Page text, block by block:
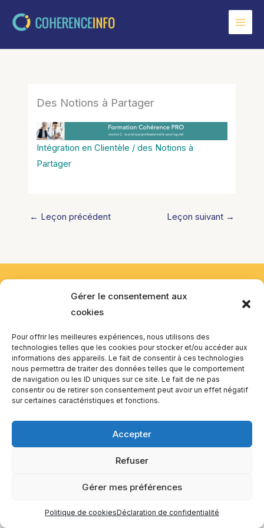
Gérer le consentement aux
cookies
Pour offrir les meilleures expériences, nous utilisons des
technologies telles que les cookies pour stocker et/ou accéder aux
informations des appareils. Le fait de consentir à ces technologies
nous permettra de traiter des données telles que le comportement
de navigation ou les ID uniques sur ce site. Le fait de ne pas
consentir ou de retirer son consentement peut avoir un effet négatif
sur certaines caractéristiques et fonctions.
Accepter
Refuser
Gérer mes préférences
Politique de cookiesDéclaration de confidentialité
Des Notions à Partager
Intégration en Clientèle / des Notions à
Partager
← Leçon précédent Leçon suivant →
H1Y 2J9 Canada